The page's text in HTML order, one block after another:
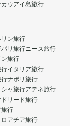
カウアイ島旅行
ン旅行
パリ旅行ニース旅行
ン旅行
行イタリア旅行
行ナポリ旅行
シャ旅行アテネ旅行
ドリード旅行
行
ロアチア旅行